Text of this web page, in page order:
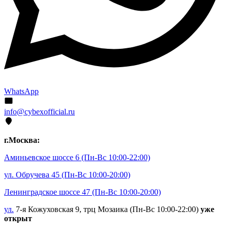
WhatsApp
info@cybexofficial.ru
г.Москва:
Аминьевское шоссе 6 (Пн-Вс 10:00-22:00)
ул. Обручева 45 (Пн-Вс 10:00-20:00)
Ленинградское шоссе 47 (Пн-Вс 10:00-20:00)
ул. 7-я Кожуховская 9, трц Мозаика (Пн-Вс 10:00-22:00) уже
открыт